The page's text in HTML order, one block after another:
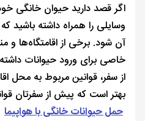
اگر قصد دارید حیوان خانگی
وسایلی را همراه داشته باشید
آن شود. برخی از اقامتگاه‌ها
خاصی برای ورود حیوانات
از سفر، قوانین مربوط به محل
بهتر است که پیش از سفرتان
حمل حیوانات خانگی با هواپیما